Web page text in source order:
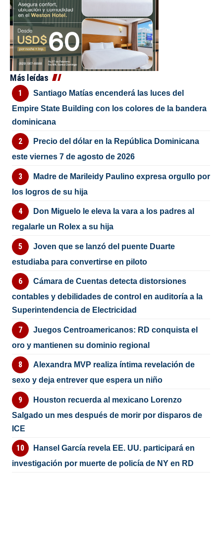
Más leídas
Santiago Matías encenderá las luces del
Empire State Building con los colores de la bandera
dominicana
Precio del dólar en la República Dominicana
este viernes 7 de agosto de 2026
Madre de Marileidy Paulino expresa orgullo por
los logros de su hija
Don Miguelo le eleva la vara a los padres al
regalarle un Rolex a su hija
Joven que se lanzó del puente Duarte
estudiaba para convertirse en piloto
Cámara de Cuentas detecta distorsiones
contables y debilidades de control en auditoría a la
Superintendencia de Electricidad
Juegos Centroamericanos: RD conquista el
oro y mantienen su dominio regional
Alexandra MVP realiza íntima revelación de
sexo y deja entrever que espera un niño
Houston recuerda al mexicano Lorenzo
Salgado un mes después de morir por disparos de
ICE
Hansel García revela EE. UU. participará en
investigación por muerte de policía de NY en RD